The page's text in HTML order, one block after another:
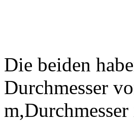
Die beiden
Durchmesser